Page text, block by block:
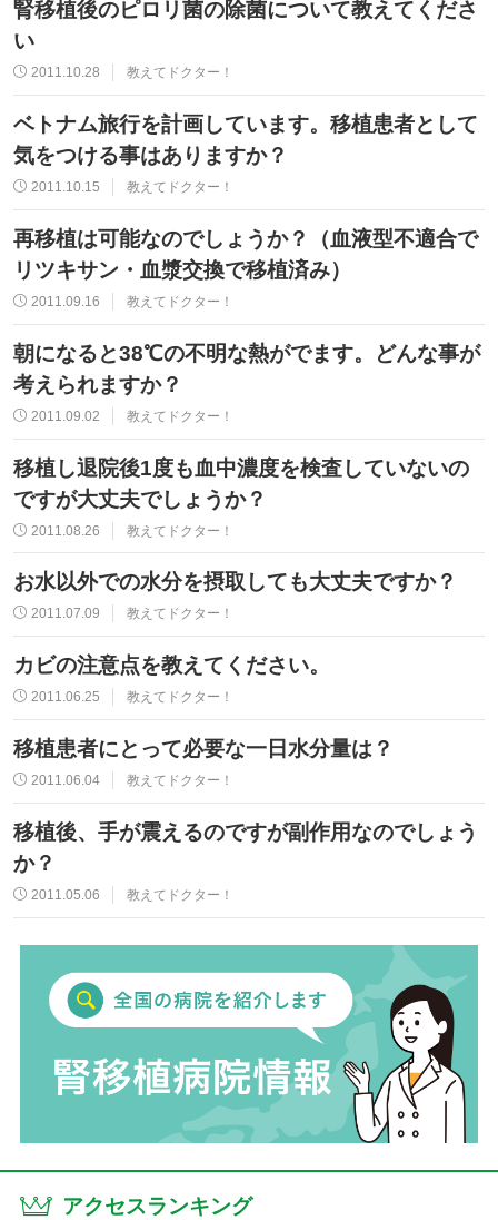
腎移植後のピロリ菌の除菌について教えてくださ
い
2011.10.28 教えてドクター！
ベトナム旅行を計画しています。移植患者として
気をつける事はありますか？
2011.10.15 教えてドクター！
再移植は可能なのでしょうか？（血液型不適合で
リツキサン・血漿交換で移植済み）
2011.09.16 教えてドクター！
朝になると38℃の不明な熱がでます。どんな事が
考えられますか？
2011.09.02 教えてドクター！
移植し退院後1度も血中濃度を検査していないの
ですが大丈夫でしょうか？
2011.08.26 教えてドクター！
お水以外での水分を摂取しても大丈夫ですか？
2011.07.09 教えてドクター！
カビの注意点を教えてください。
2011.06.25 教えてドクター！
移植患者にとって必要な一日水分量は？
2011.06.04 教えてドクター！
移植後、手が震えるのですが副作用なのでしょう
か？
2011.05.06 教えてドクター！
アクセスランキング